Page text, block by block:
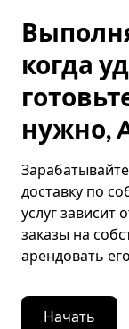
когда
нужно,
доставку по
услуг зависит
заказы на
арендовать
Начать